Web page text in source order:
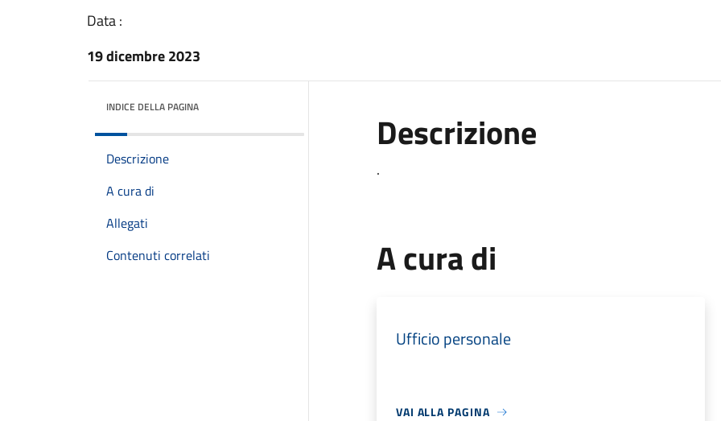
Data :
19 dicembre 2023
INDICE DELLA PAGINA
Descrizione
A cura di
Allegati
Contenuti correlati
Descrizione
.
A cura di
Ufficio personale
VAI ALLA PAGINA